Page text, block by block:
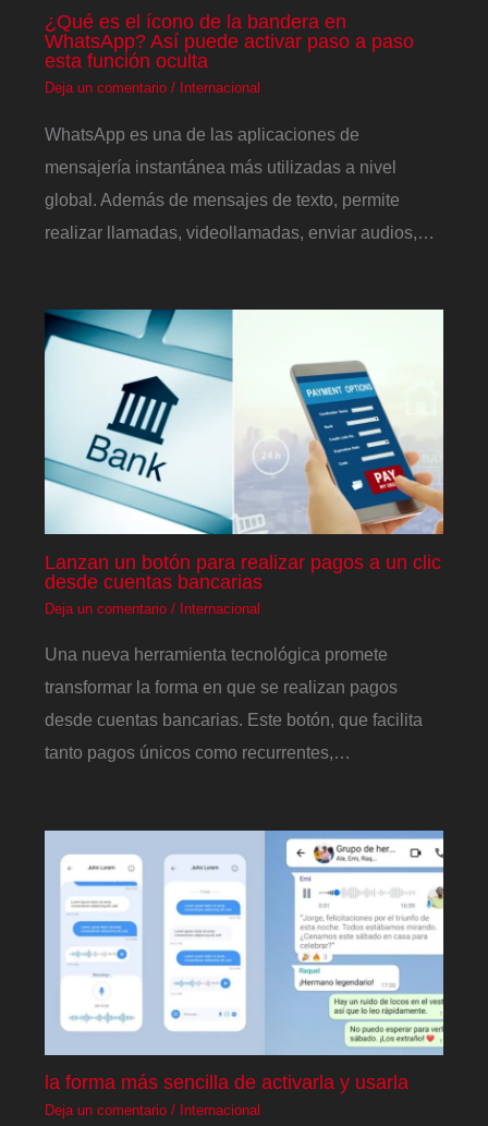
¿Qué es el ícono de la bandera en
WhatsApp? Así puede activar paso a paso
esta función oculta
Deja un comentario / Internacional
WhatsApp es una de las aplicaciones de
mensajería instantánea más utilizadas a nivel
global. Además de mensajes de texto, permite
realizar llamadas, videollamadas, enviar audios,…
Lanzan un botón para realizar pagos a un clic
desde cuentas bancarias
Deja un comentario / Internacional
Una nueva herramienta tecnológica promete
transformar la forma en que se realizan pagos
desde cuentas bancarias. Este botón, que facilita
tanto pagos únicos como recurrentes,…
la forma más sencilla de activarla y usarla
Deja un comentario / Internacional